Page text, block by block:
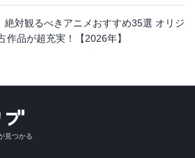
絶対観るべきアニメおすすめ35選 オリジ
作品が超充実！【2026年】
見つかる